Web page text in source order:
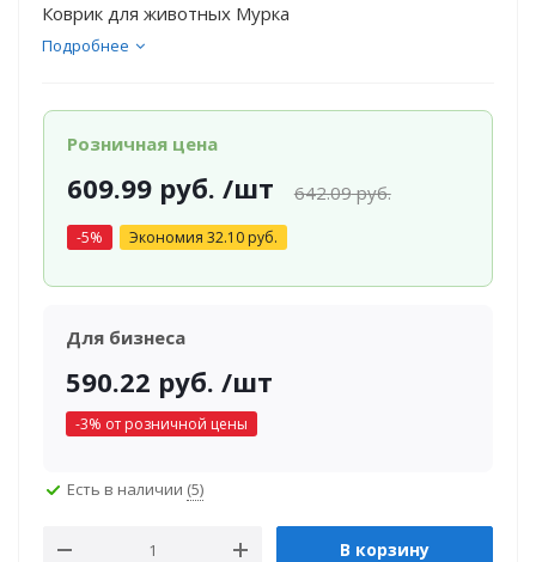
Коврик для животных Мурка
Подробнее
Розничная цена
609.99руб. /шт 642.09руб.
-5% Экономия 32.10руб.
Для бизнеса
590.22 руб. /шт
-3% от розничной цены
Есть в наличии (5)
В корзину